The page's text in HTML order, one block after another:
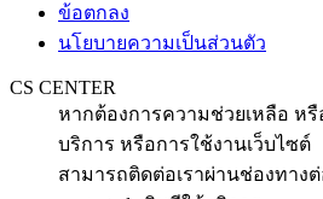
ข้อตกลง
นโยบายความเป็นส่วนตัว
CS CENTER
หากต้องการความช่วยเหลือ ห
บริการ หรือการใช้งานเว็บไซต์
สามารถติดต่อเราผ่านช่องทาง